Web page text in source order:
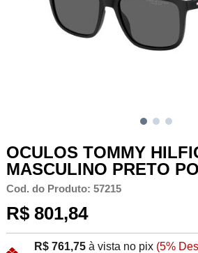
OCULOS TOMMY
MASCULINO PRETO
Cod. do Produto: 57215
R$ 801,84
R$ 761,75 à vista no pix (5%